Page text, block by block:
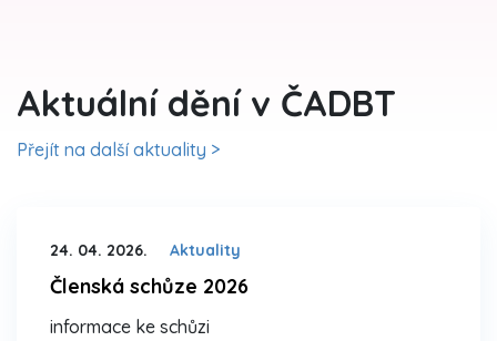
Aktuální dění v ČADBT
Přejít na další aktuality >
24. 04. 2026. Aktuality
Členská schůze 2026
informace ke schůzi